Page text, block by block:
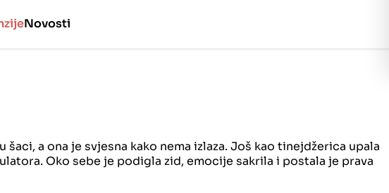
Novosti
a ona je svjesna kako nema izlaza. Još kao tinejdžerica upala
Oko sebe je podigla zid, emocije sakrila i postala je prava